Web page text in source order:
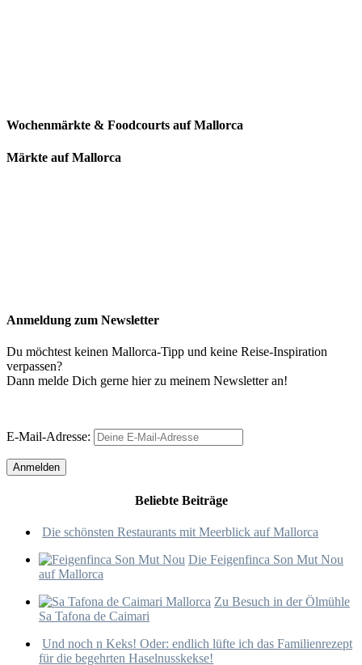
Wochenmärkte & Foodcourts auf Mallorca
Märkte auf Mallorca
Anmeldung zum Newsletter
Du möchtest keinen Mallorca-Tipp und keine Reise-Inspiration
verpassen?
Dann melde Dich gerne hier zu meinem Newsletter an!
E-Mail-Adresse:
Beliebte Beiträge
Die schönsten Restaurants mit Meerblick auf Mallorca
Die Feigenfinca Son Mut Nou
auf Mallorca
Zu Besuch in der Ölmühle
Sa Tafona de Caimari
Und noch n Keks! Oder: endlich lüfte ich das Familienrezept
für die begehrten Haselnusskekse!